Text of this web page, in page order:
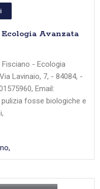
Avanzata
- Ecologia
Lavinaio, 7, - 84084, -
Email:
fosse biologiche e